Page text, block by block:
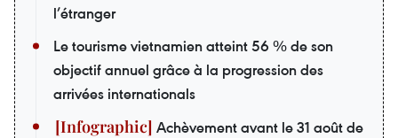
l’étranger
Le tourisme vietnamien atteint 56 % de son
objectif annuel grâce à la progression des
arrivées internationals
Achèvement avant le 31 août de